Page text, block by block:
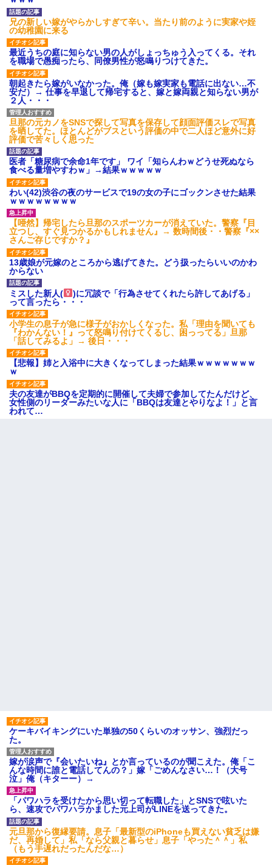
後続車にクラクションを鳴ら
され彼氏が逆切れ。「何クラク
ション鳴らしてんだ！降りてこ
いよ！」と怒鳴りだし...
【衝撃】報酬100万円超の治験
募集がこちらｗｗｗｗｗ(※画像
あり)
【ネット騒然】惨殺されたタ
ワマン頂き女子のこの動画、す
げえええええｗｗｗｗｗｗｗｗ
ｗｗｗ
【愕然】白のクラウン俺氏、
高速道路左車線を制限速度で走
った結果wwwwwwwwwwww
百年の恋12-899 食べた量を
張り合ってくる
【悲報】佐藤輝明・・・２軍
でも盛大にやらかす←あまり悲
しませないでくれ
兄の新しい嫁がやらかしすぎて辛い。当たり前のように実家や姪
の幼稚園に来る
最近うちの庭に知らない男の人がしょっちゅう入ってくる。それ
を職場で愚痴ったら、同僚男性が怒鳴りつけてきた。
朝起きたら嫁がいなかった。俺（嫁も嫁実家も電話に出ない…不
安だ）→ 仕事を早退して帰宅すると、嫁と嫁両親と知らない男が
２人・・・
旦那の元カノをSNSで探して写真を保存して顔面評価スレで写真
を晒してた。ほとんどがブスという評価の中で二人ほど意外に好
評価で苦々しく思った
医者「糖尿病で余命1年です」 ワイ「知らんわｗどうせ死ぬなら
食べる量増やすわｗ」→結果ｗｗｗｗｗ
わい(42)渋谷の夜のサービスで19の女の子にゴックンさせた結果
ｗｗｗｗｗｗｗｗ
【唖然】帰宅したら旦那のスポーツカーが消えていた。警察『目
立つし、すぐ見つかるかもしれません』→ 数時間後・・警察『××
さんご存じですか？』
13歳娘が元嫁のところから逃げてきた。どう扱ったらいいのかわ
からない
ミスした新人(
)に冗談で「行為させてくれたら許してあげる」
って言ったら・・・
小学生の息子が急に様子がおかしくなった。私「理由を聞いても
『わかんない！』って怒鳴り付けてくるし、困っってる」旦那
「話してみるよ」→ 後日・・・
【悲報】姉と入浴中に大きくなってしまった結果ｗｗｗｗｗｗｗ
ｗ
夫の友達がBBQを定期的に開催して夫婦で参加してたんだけど、
女性側のリーダーみたいな人に「BBQは友達とやりなよ！」と言
われて…
ケーキバイキングにいた単独の50くらいのオッサン、強烈だっ
た。
嫁が涙声で『会いたいね』とか言っているのが聞こえた。俺「こ
んな時間に誰と電話してんの？」嫁「ごめんなさい…！（大号
泣」俺（キターー）→
「パワハラを受けたから思い切って転職した」とSNSで呟いた
ら、速攻でパワハラかました元上司がLINEを送ってきた。
元旦那から復縁要請。息子「最新型のiPhoneも買えない貧乏は嫌
だ、再婚して」私「なら父親と暮らせ」息子「やった＾＾」私
（もう手遅れだったんだな…）